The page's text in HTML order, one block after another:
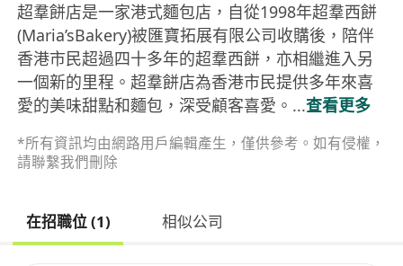
超羣餅店是一家港式麵包店，自從1998年超羣西餅
(Maria’sBakery)被匯寶拓展有限公司收購後，陪伴
香港市民超過四十多年的超羣西餅，亦相繼進入另
一個新的里程。超羣餅店為香港市民提供多年來喜
愛的美味甜點和麵包，深受顧客喜愛。...查看更多
*所有資訊均由網路用戶編輯產生，僅供參考。如有侵權，
請聯繫我們刪除
在招職位 (1) 相似公司